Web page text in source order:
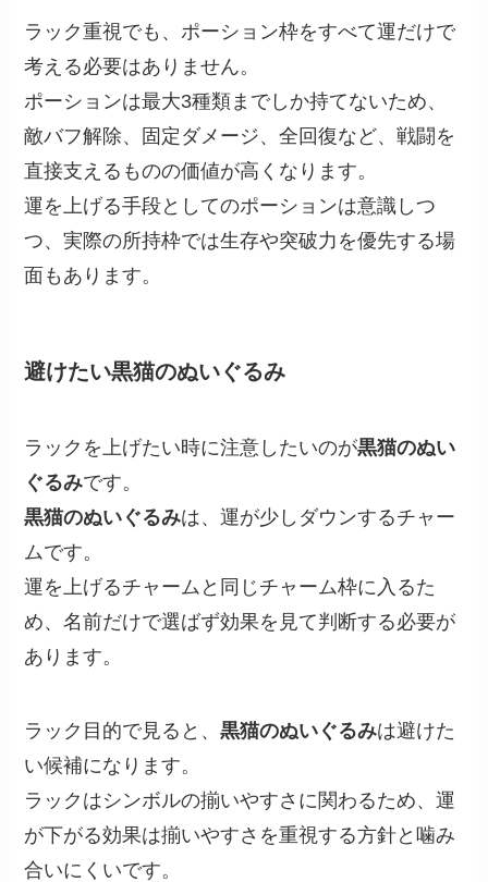
ラック重視でも、ポーション枠をすべて運だけで
考える必要はありません。
ポーションは最大3種類までしか持てないため、
敵バフ解除、固定ダメージ、全回復など、戦闘を
直接支えるものの価値が高くなります。
運を上げる手段としてのポーションは意識しつ
つ、実際の所持枠では生存や突破力を優先する場
面もあります。
避けたい黒猫のぬいぐるみ
ラックを上げたい時に注意したいのが黒猫のぬい
ぐるみです。
黒猫のぬいぐるみは、運が少しダウンするチャー
ムです。
運を上げるチャームと同じチャーム枠に入るた
め、名前だけで選ばず効果を見て判断する必要が
あります。
ラック目的で見ると、黒猫のぬいぐるみは避けた
い候補になります。
ラックはシンボルの揃いやすさに関わるため、運
が下がる効果は揃いやすさを重視する方針と噛み
合いにくいです。